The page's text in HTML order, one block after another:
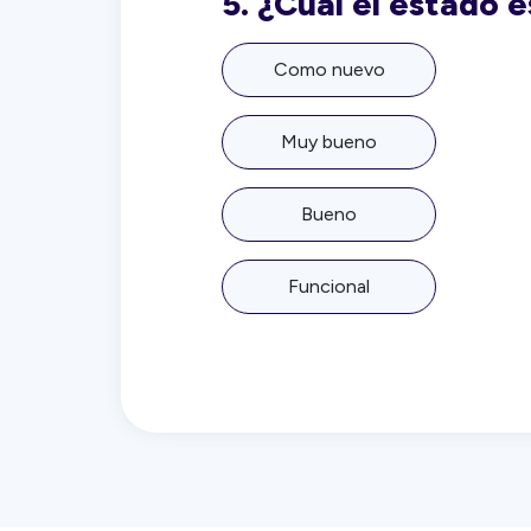
Como nuevo
Muy bueno
Bueno
Funcional